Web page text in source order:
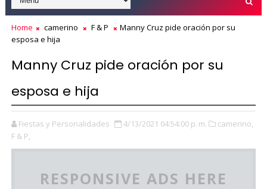
Home camerino F & P
Manny Cruz pide oración por su
esposa e hija
Manny Cruz pide oración por su
esposa e hija
Fiestas y Personalidades 4/13/2021 04:54:00 p. m.
camerino,
F & P,
RESPONSIVE ADS HERE